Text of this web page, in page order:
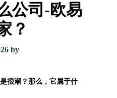
公司-欧易
？
by
很潮？那么，它属于什